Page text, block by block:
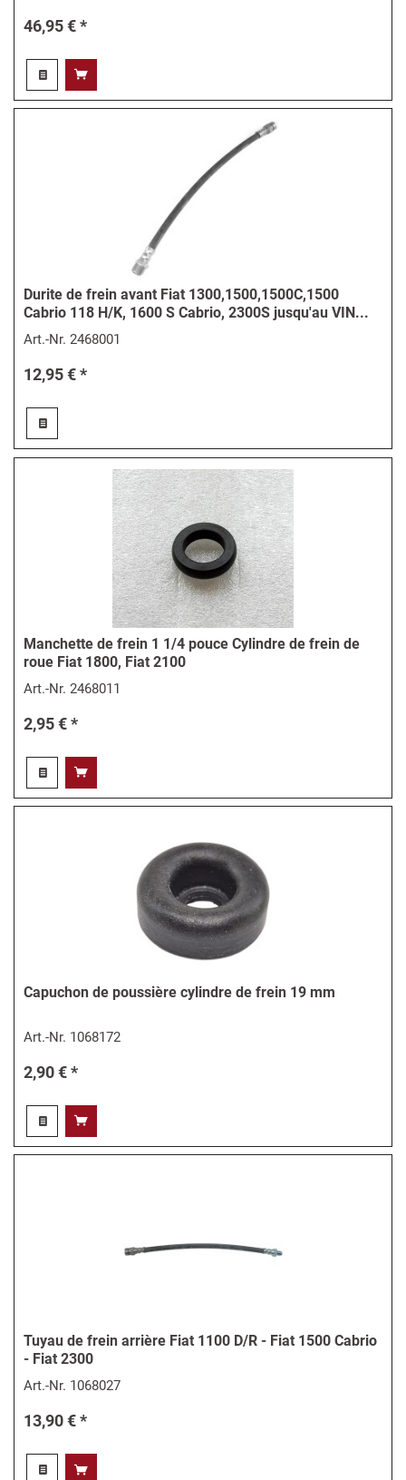
46,95 € *
Durite de frein avant Fiat 1300,1500,1500C,1500
Cabrio 118 H/K, 1600 S Cabrio, 2300S jusqu'au VIN...
Art.-Nr.2468001
12,95 € *
Manchette de frein 1 1/4 pouce Cylindre de frein de
roue Fiat 1800, Fiat 2100
Art.-Nr.2468011
2,95 € *
Capuchon de poussière cylindre de frein 19 mm
Art.-Nr. 1068172
2,90 € *
Tuyau de frein arrière Fiat 1100 D/R - Fiat 1500 Cabrio
- Fiat 2300
Art.-Nr. 1068027
13,90 € *